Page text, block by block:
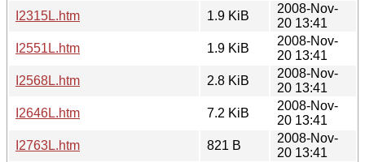
I2315L.htm
1.9 KiB
2008-Nov-
20 13:41
I2551L.htm
1.9 KiB
2008-Nov-
20 13:41
I2568L.htm
2.8 KiB
2008-Nov-
20 13:41
I2646L.htm
7.2 KiB
2008-Nov-
20 13:41
I2763L.htm
821 B
2008-Nov-
20 13:41